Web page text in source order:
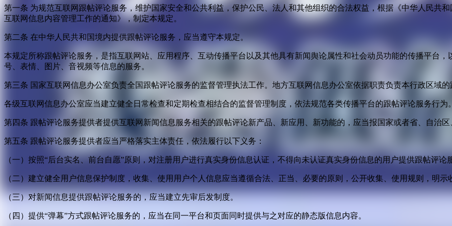
第一条 为规范互联网跟帖评论服务，维护国家安全和公共利益，保护公民、法人和其他组织的合法权益，根据《中华人民共
互联网信息内容管理工作的通知》，制定本规定。
第二条 在中华人民共和国境内提供跟帖评论服务，应当遵守本规定。
本规定所称跟帖评论服务，是指互联网站、应用程序、互动传播平台以及其他具有新闻舆论属性和社会动员功能的传播平台
号、表情、图片、音视频等信息的服务。
第三条 国家互联网信息办公室负责全国跟帖评论服务的监督管理执法工作。地方互联网信息办公室依据职责负责本行政区域
各级互联网信息办公室应当建立健全日常检查和定期检查相结合的监督管理制度，依法规范各类传播平台的跟帖评论服务行为
第四条 跟帖评论服务提供者提供互联网新闻信息服务相关的跟帖评论新产品、新应用、新功能的，应当报国家或者省、自治
第五条 跟帖评论服务提供者应当严格落实主体责任，依法履行以下义务：
（一）按照“后台实名、前台自愿”原则，对注册用户进行真实身份信息认证，不得向未认证真实身份信息的用户提供跟帖评论
（二）建立健全用户信息保护制度，收集、使用用户个人信息应当遵循合法、正当、必要的原则，公开收集、使用规则，明
（三）对新闻信息提供跟帖评论服务的，应当建立先审后发制度。
（四）提供“弹幕”方式跟帖评论服务的，应当在同一平台和页面同时提供与之对应的静态版信息内容。